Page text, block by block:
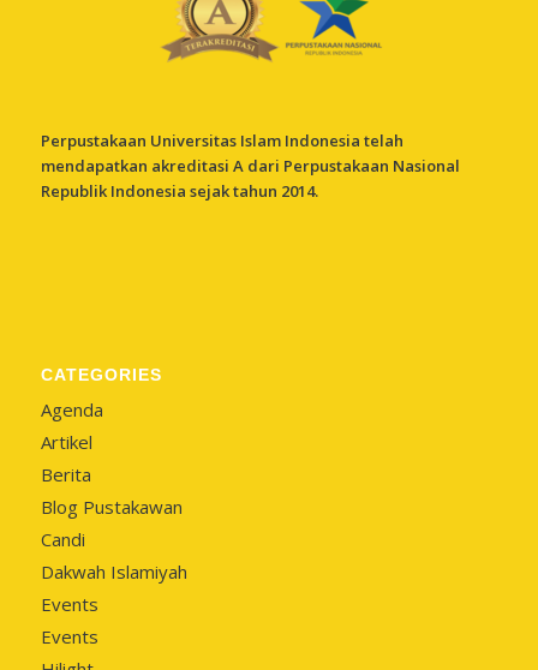
Perpustakaan Universitas Islam Indonesia telah
mendapatkan akreditasi A dari Perpustakaan Nasional
Republik Indonesia sejak tahun 2014.
CATEGORIES
Agenda
Artikel
Berita
Blog Pustakawan
Candi
Dakwah Islamiyah
Events
Events